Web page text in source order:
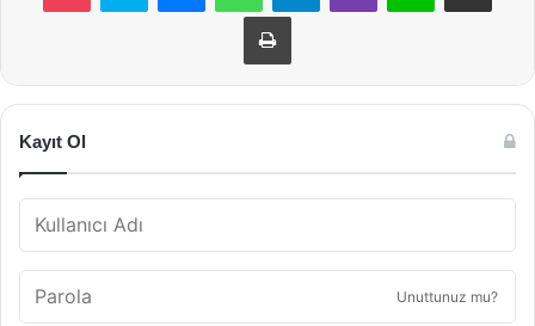
Yazdır
Kayıt Ol
Unuttunuz mu?